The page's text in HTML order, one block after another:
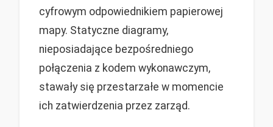
cyfrowym odpowiednikiem papierowej
mapy. Statyczne diagramy,
nieposiadające bezpośredniego
połączenia z kodem wykonawczym,
stawały się przestarzałe w momencie
ich zatwierdzenia przez zarząd.